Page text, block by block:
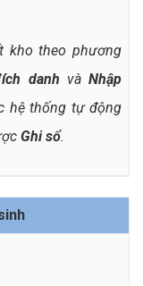
kho theo phương
danh vàNhập
hệ thống tự động
Ghi sổ.